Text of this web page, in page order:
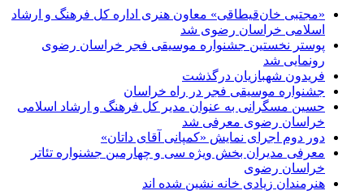
«مجتبی خان‌قیطاقی» معاون هنری اداره کل فرهنگ و ارشاد
اسلامی خراسان رضوی شد
پوستر نخستین جشنواره موسیقی فجر خراسان رضوی
رونمایی شد
فریدون شهبازیان درگذشت
جشنواره موسیقی فجر در راه خراسان
حسین مسگرانی به عنوان مدیر کل فرهنگ و ارشاد اسلامی
خراسان رضوی معرفی شد
دور دوم اجرای نمایش «کمپانی آقای داتان»
معرفی مدیران بخش ویژه سی و چهارمین جشنواره تئاتر
خراسان رضوی
هنرمندان زیادی خانه نشین شده اند